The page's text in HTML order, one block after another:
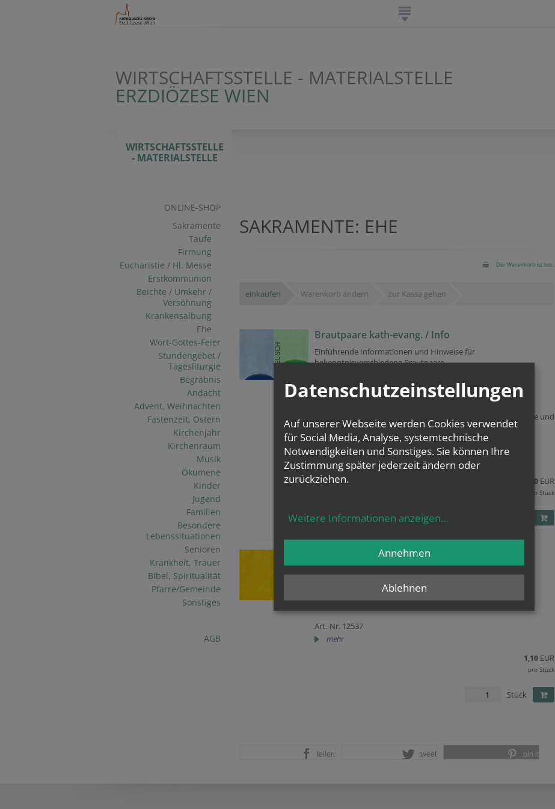
WIRTSCHAFTSSTELLE - MATERIALSTELLE
ERZDIÖZESE WIEN
WIRTSCHAFTSSTELLE
- MATERIALSTELLE
ONLINE-SHOP
Sakramente
Taufe
Firmung
Eucharistie / Hl. Messe
Erstkommunion
Beichte / Umkehr /
Versöhnung
Krankensalbung
Ehe
Wort-Gottes-Feier
Stundengebet /
Tagesliturgie
Begräbnis
Andacht
Advent, Weihnachten
Fastenzeit, Ostern
Kirchenjahr
Kirchenraum
Musik
Ökumene
Kinder
Jugend
Familien
Besondere
Lebenssituationen
Senioren
Krankheit, Trauer
Bibel, Spiritualität
Pfarre/Gemeinde
Sonstiges
AGB
SAKRAMENTE: EHE
Der Warenkorb ist leer.
einkaufen Warenkorb ändern zur Kassa gehen
Brautpaare kath-evang. / Info
Einführende Informationen und Hinweise für
bekenntnisverschiedene Brautpaare
Pastoralamt der Erzdiözese Wien (Hrsg.)
konfessionsverschiedene Brautpaare aus der röm.-kath. Kirche und
den evangelischen Kirchen A.B. und H.B. in Österreich.
Art.-Nr. 12348
mehr
0,30 EUR
pro Stück
Gesprächsleitfaden zum Trauungsgespräch
Gesprächsleitfaden für Seelsorger zum Trauungsgespräch
A4, Österreichische Bischofskonferenz, Wien 2010
Art.-Nr. 12537
mehr
1,10 EUR
pro Stück
Stück
teilen tweet pin it
Datenschutzeinstellungen
Auf unserer Webseite werden Cookies verwendet
für Social Media, Analyse, systemtechnische
Notwendigkeiten und Sonstiges. Sie können Ihre
Zustimmung später jederzeit ändern oder
zurückziehen.
Weitere Informationen anzeigen...
Ablehnen
Annehmen